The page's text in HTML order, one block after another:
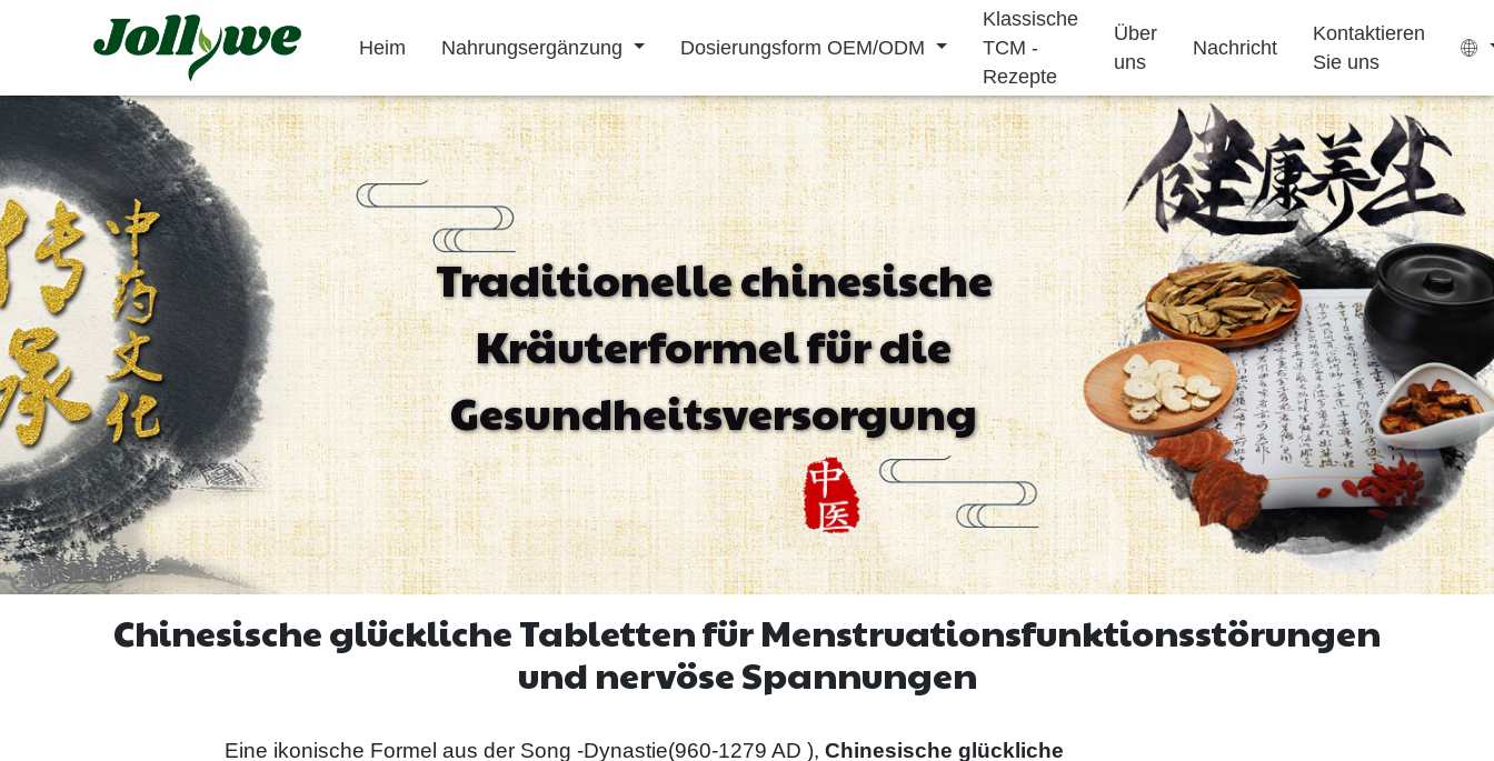
Heim Nahrungsergänzung Dosierungsform OEM/ODM
Klassische
TCM -
Rezepte
Über
uns
Nachricht
Kontaktieren
Sie uns
Verstopfung
lösen
Nahrungsergänzungsmittel
zum abnehmen
Schönheits
Ergänzung
Stärkung des
immunsystems
Verlängerung
männlich
Herz kreislauf
erkrankung
behandlung
Schlafmittel
pflanzlich
Wachstum
ergänzungsmittel
für kinder
Ejiao -Kuchen
Tablette/Pillen Kapseln Getränkepulver Flüssiges Getränk Teebeutel Gummibärchen
Traditionelle chinesische
Kräuterformel für die
Gesundheitsversorgung
Chinesische glückliche Tabletten für Menstruationsfunktionsstörungen
und nervöse Spannungen
Eine ikonische Formel aus der Song -Dynastie(960-1279 AD ), Chinesische glückliche